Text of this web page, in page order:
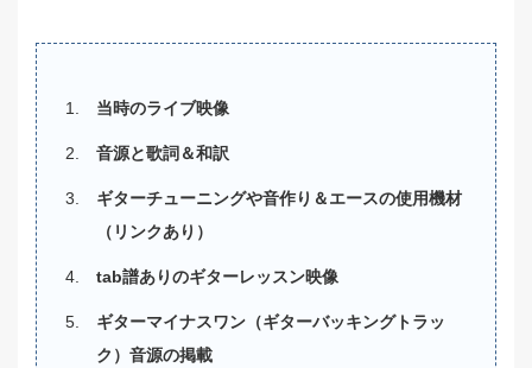
当時のライブ映像
音源と歌詞＆和訳
ギターチューニングや音作り＆エースの使用機材
（リンクあり）
tab譜ありのギターレッスン映像
ギターマイナスワン（ギターバッキングトラッ
ク）音源の掲載